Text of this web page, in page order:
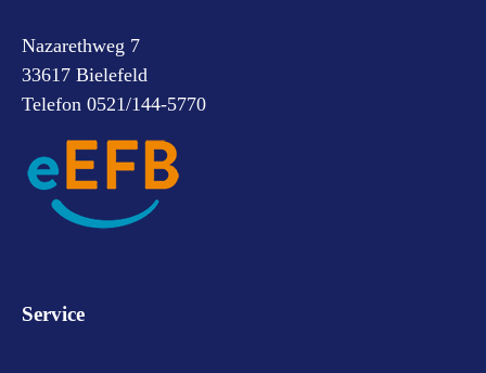
Nazarethweg 7
33617 Bielefeld
Telefon 0521/144-5770
Service